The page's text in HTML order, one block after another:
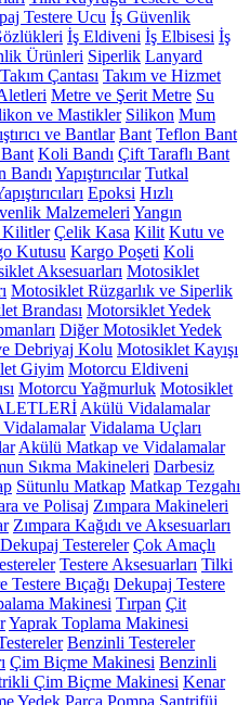
Testere Ucu İş Güvenlik
İş Eldiveni İş Elbisesi İş
Ürünleri Siperlik Lanyard
Takım Çantası Takım ve Hizmet
Metre ve Şerit Metre Su
ve Mastikler Silikon Mum
ve Bantlar Bant Teflon Bant
Koli Bandı Çift Taraflı Bant
Bandı Yapıştırıcılar Tutkal
Epoksi Hızlı
Malzemeleri Yangın
Kilitler Çelik Kasa Kilit Kutu ve
Kutusu Kargo Poşeti Koli
Aksesuarları Motosiklet
Motosiklet Rüzgarlık ve Siperlik
Brandası Motorsiklet Yedek
Diğer Motosiklet Yedek
Debriyaj Kolu Motosiklet Kayışı
Giyim Motorcu Eldiveni
Motorcu Yağmurluk Motosiklet
Akülü Vidalamalar
Vidalama Uçları
Akülü Matkap ve Vidalamalar
Sıkma Makineleri Darbesiz
Sütunlu Matkap Matkap Tezgahı
ve Polisaj Zımpara Makineleri
Zımpara Kağıdı ve Aksesuarları
Dekupaj Testereler Çok Amaçlı
Testere Aksesuarları Tilki
Testere Bıçağı Dekupaj Testere
Makinesi Tırpan Çit
Yaprak Toplama Makinesi
Benzinli Testereler
Çim Biçme Makinesi Benzinli
Çim Biçme Makinesi Kenar
Yedek Parça Pompa Santrifüj